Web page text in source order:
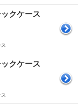
クケース
クケース